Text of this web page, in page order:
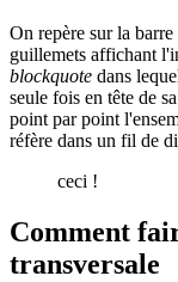
On repère sur la
guillemets affichant
blockquote dans
seule fois en tête de
point par point
réfère dans un fil de
ceci !
Comment
transversale